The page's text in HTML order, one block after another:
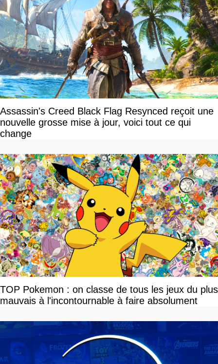
Assassin's Creed Black Flag Resynced reçoit une
nouvelle grosse mise à jour, voici tout ce qui
change
TOP Pokemon : on classe de tous les jeux du plus
mauvais à l'incontournable à faire absolument